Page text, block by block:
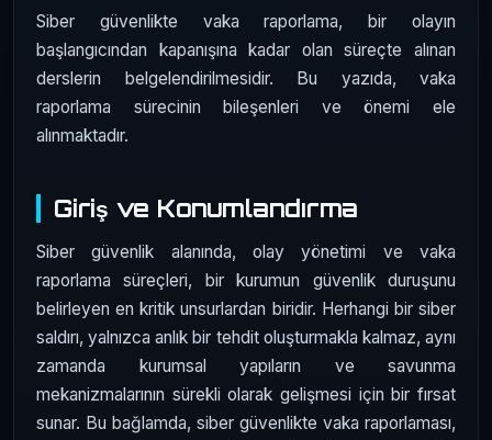
Siber güvenlikte vaka raporlama, bir olayın
başlangıcından kapanışına kadar olan süreçte alınan
derslerin belgelendirilmesidir. Bu yazıda, vaka
raporlama sürecinin bileşenleri ve önemi ele
alınmaktadır.
Giriş ve Konumlandırma
Siber güvenlik alanında, olay yönetimi ve vaka
raporlama süreçleri, bir kurumun güvenlik duruşunu
belirleyen en kritik unsurlardan biridir. Herhangi bir siber
saldırı, yalnızca anlık bir tehdit oluşturmakla kalmaz, aynı
zamanda kurumsal yapıların ve savunma
mekanizmalarının sürekli olarak gelişmesi için bir fırsat
sunar. Bu bağlamda, siber güvenlikte vaka raporlaması,